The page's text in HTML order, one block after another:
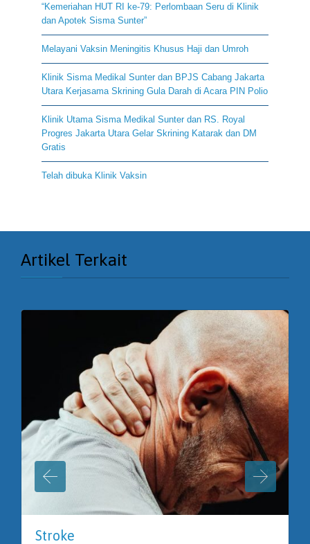
“Kemeriahan HUT RI ke-79: Perlombaan Seru di Klinik
dan Apotek Sisma Sunter”
Melayani Vaksin Meningitis Khusus Haji dan Umroh
Klinik Sisma Medikal Sunter dan BPJS Cabang Jakarta
Utara Kerjasama Skrining Gula Darah di Acara PIN Polio
Klinik Utama Sisma Medikal Sunter dan RS. Royal
Progres Jakarta Utara Gelar Skrining Katarak dan DM
Gratis
Telah dibuka Klinik Vaksin
Artikel Terkait
Stroke